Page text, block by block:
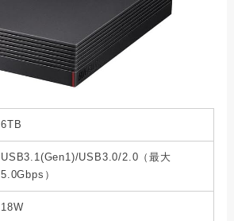
6TB
USB3.1(Gen1)/USB3.0/2.0（最大
5.0Gbps）
18W